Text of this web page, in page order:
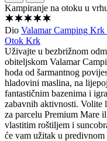
Kampiranje na otoku u
Dio Valamar Camping Krk
Otok Krk
Uživajte u bezbrižnom
obiteljskom Valamar
hoda od šarmantnog
hladovini maslina, na
fantastičnim bazenima i
zabavnih aktivnosti. Volite
za parcelu Premium Mare
vlastitim roštiljem i
će vam užitak u